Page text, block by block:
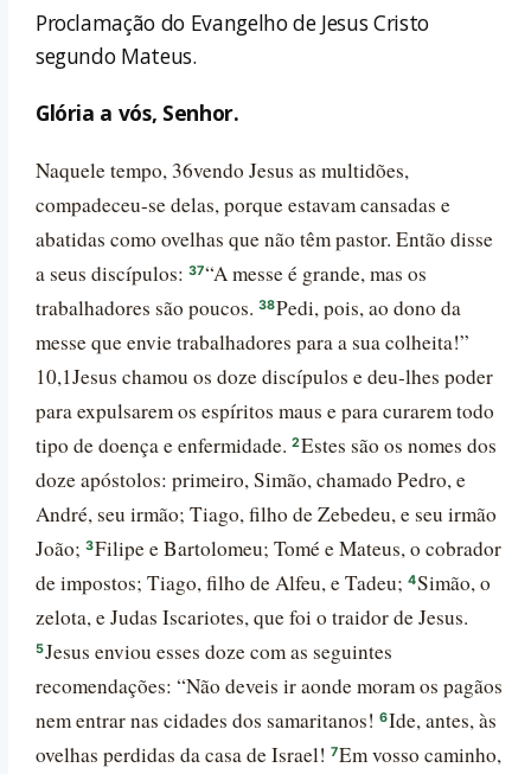
Proclamação do Evangelho de Jesus Cristo
segundo Mateus.
Glória a vós, Senhor.
Naquele tempo, 36vendo Jesus as multidões,
compadeceu-se delas, porque estavam cansadas e
abatidas como ovelhas que não têm pastor. Então disse
a seus discípulos: 37“A messe é grande, mas os
trabalhadores são poucos. 38Pedi, pois, ao dono da
messe que envie trabalhadores para a sua colheita!”
10,1Jesus chamou os doze discípulos e deu-lhes poder
para expulsarem os espíritos maus e para curarem todo
tipo de doença e enfermidade. 2Estes são os nomes dos
doze apóstolos: primeiro, Simão, chamado Pedro, e
André, seu irmão; Tiago, filho de Zebedeu, e seu irmão
João; 3Filipe e Bartolomeu; Tomé e Mateus, o cobrador
de impostos; Tiago, filho de Alfeu, e Tadeu; 4Simão, o
zelota, e Judas Iscariotes, que foi o traidor de Jesus.
5Jesus enviou esses doze com as seguintes
recomendações: “Não deveis ir aonde moram os pagãos
nem entrar nas cidades dos samaritanos! 6Ide, antes, às
ovelhas perdidas da casa de Israel! 7Em vosso caminho,